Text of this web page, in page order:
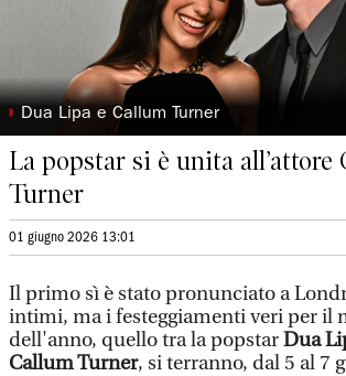
◗ Dua Lipa e Callum Turner
La popstar si è unita all’attore
Turner
01 giugno 2026 13:01
Il primo sì è stato pronunciato a
intimi, ma i festeggiamenti veri per il
dell'anno, quello tra la popstarDua
Callum Turner, si terranno, dal 5 al 7